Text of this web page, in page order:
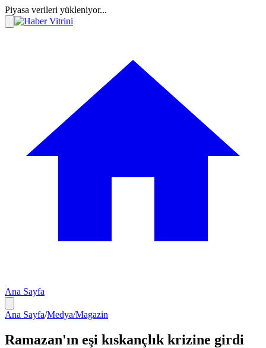
Piyasa verileri yükleniyor...
Ana Sayfa
Ana Sayfa/Medya/Magazin
Ramazan'ın eşi kıskançlık krizine girdi